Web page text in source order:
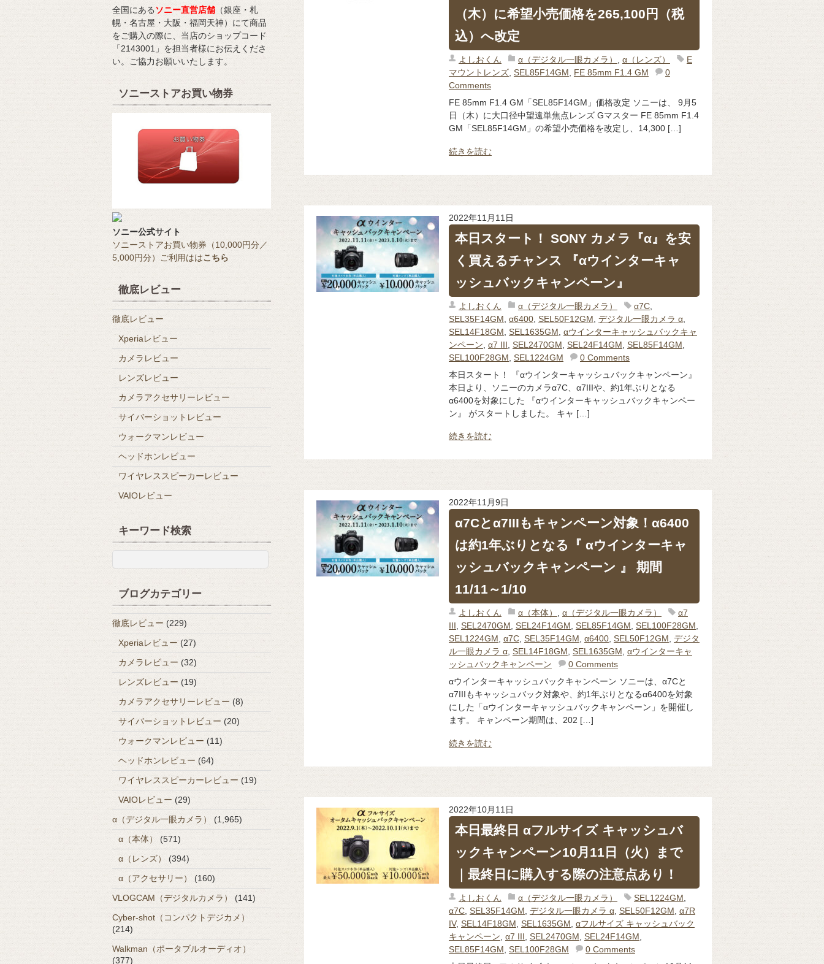
（木）に希望小売価格を265,100円（税
込）へ改定
よしおくん α（デジタル一眼カメラ） α（レンズ）
E
マウントレンズ, SEL85F14GM FE 85mm F1.4 GM
0
Comments
FE 85mm F1.4 GM「SEL85F14GM」価格改定 ソニーは、 9月5
日（木）に大口径中望遠単焦点レンズ Gマスター FE 85mm F1.4
GM「SEL85F14GM」の希望小売価格を改定し、14,300 […]
続きを読む
2022年11月11日
本日スタート！ SONY カメラ『α』を安
く買えるチャンス 『αウインターキャ
ッシュバックキャンペーン』
よしおくん α（デジタル一眼カメラ） α7C,
SEL35F14GM α6400, SEL50F12GM デジタル一眼カメラ α,
SEL14F18GM SEL1635GM αウインターキャッシュバックキャ
ンペーン α7 III SEL2470GM SEL24F14GM SEL85F14GM
SEL100F28GM SEL1224GM
0 Comments
本日スタート！ 『αウインターキャッシュバックキャンペーン』
本日より、ソニーのカメラα7C、α7IIIや、約1年ぶりとなる
α6400を対象にした 『αウインターキャッシュバックキャンペー
ン』 がスタートしました。 キャ […]
続きを読む
2022年11月9日
α7Cとα7IIIもキャンペーン対象！α6400
は約1年ぶりとなる『 αウインターキャ
ッシュバックキャンペーン 』 期間
11/11～1/10
よしおくん α（本体） , α（デジタル一眼カメラ）
α7
III, SEL2470GM, SEL24F14GM, SEL85F14GM, SEL100F28GM,
SEL1224GM, α7C, SEL35F14GM, α6400, SEL50F12GM, デジタ
ル一眼カメラ α, SEL14F18GM, SEL1635GM, αウインターキャ
ッシュバックキャンペーン
0 Comments
αウインターキャッシュバックキャンペーン ソニーは、α7Cと
α7IIIもキャッシュバック対象や、約1年ぶりとなるα6400を対象
にした「αウインターキャッシュバックキャンペーン」を開催し
ます。 キャンペーン期間は、202 […]
続きを読む
2022年10月11日
本日最終日 αフルサイズ キャッシュバ
ックキャンペーン10月11日（火）まで
｜最終日に購入する際の注意点あり！
よしおくん α（デジタル一眼カメラ） SEL1224GM
α7C, SEL35F14GM デジタル一眼カメラ α, SEL50F12GM α7R
IV, SEL14F18GM SEL1635GM αフルサイズ キャッシュバック
キャンペーン α7 III SEL2470GM SEL24F14GM
SEL85F14GM SEL100F28GM
0 Comments
全国にあるソニー直営店舗 （銀座・札
幌・名古屋・大阪・福岡天神）にて商品
をご購入の際に、当店のショップコード
「2143001」を担当者様にお伝えくださ
い。ご協力お願いいたします。
ソニーストアお買い物券
ソニー公式サイト
ソニーストアお買い物券（10,000円分／
5,000円分）ご利用ははこちら
徹底レビュー
徹底レビュー
Xperiaレビュー
カメラレビュー
レンズレビュー
カメラアクセサリーレビュー
サイバーショットレビュー
ウォークマンレビュー
ヘッドホンレビュー
ワイヤレススピーカーレビュー
VAIOレビュー
キーワード検索
ブログカテゴリー
徹底レビュー (229)
Xperiaレビュー(27)
カメラレビュー (32)
レンズレビュー (19)
カメラアクセサリーレビュー (8)
サイバーショットレビュー (20)
ウォークマンレビュー (11)
ヘッドホンレビュー (64)
ワイヤレススピーカーレビュー (19)
VAIOレビュー (29)
α（デジタル一眼カメラ）
(1,965)
α（本体）
(571)
α（レンズ）
(394)
α（アクセサリー）
(160)
VLOGCAM（デジタルカメラ）
(141)
Cyber-shot（コンパクトデジカメ）
(214)
Walkman（ポータブルオーディオ）
(377)